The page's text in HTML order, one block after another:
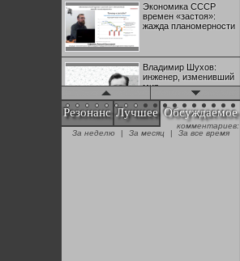
Экономика СССР
времен «застоя»:
жажда планомерности
Владимир Шухов:
инженер, изменивший
мир
"Аркадий Коц" на
эгалите-фесте "Не
Резонанс Лучшее Обсуждаемое
комментариев:
За неделю
| За месяц | За все время